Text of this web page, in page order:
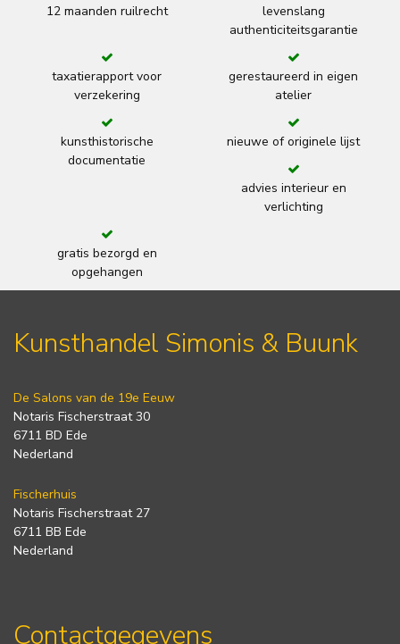
12 maanden ruilrecht
levenslang
authenticiteitsgarantie
taxatierapport voor
verzekering
gerestaureerd in eigen
atelier
kunsthistorische
documentatie
nieuwe of originele lijst
advies interieur en
verlichting
gratis bezorgd en
opgehangen
Kunsthandel Simonis & Buunk
De Salons van de 19e Eeuw
Notaris Fischerstraat 30
6711 BD Ede
Nederland
Fischerhuis
Notaris Fischerstraat 27
6711 BB Ede
Nederland
Contactgegevens